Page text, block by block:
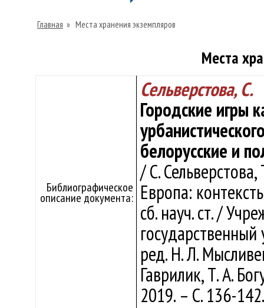
Главная » Места хранения экземпляров
Места
Библиографическое
описание документа:
Сельверстова, С.
Городские игры
белорусские и
/ С.
Европа:
сб. науч. ст. /
ред. Н. Л.
Гаврилик, Т. А.
2019. – С. 136-